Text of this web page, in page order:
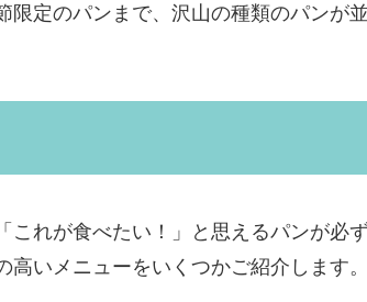
定のパンまで、沢山の種類のパンが
れが食べたい！」と思えるパンが必
いメニューをいくつかご紹介します。